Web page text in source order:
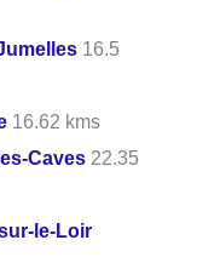
16.5
16.62 kms
Caves 22.35
le-Loir